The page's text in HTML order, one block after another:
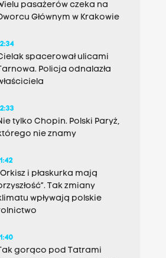
pasażerów czeka na
Głównym w Krakowie
spacerował ulicami
Policja odnalazła
tylko Chopin. Polski Paryż,
nie znamy
i płaskurka mają
Tak zmiany
wpływają polskie
gorąco pod Tatrami